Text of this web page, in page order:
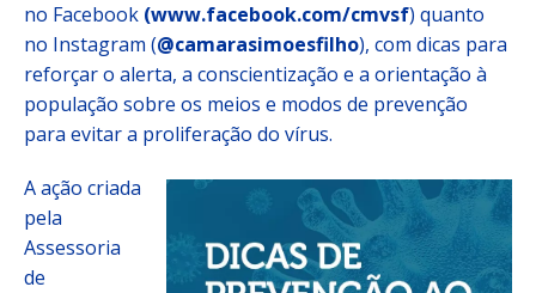
no Facebook (www.facebook.com/cmvsf) quanto
no Instagram (@camarasimoesfilho), com dicas para
reforçar o alerta, a conscientização e a orientação à
população sobre os meios e modos de prevenção
para evitar a proliferação do vírus.
A ação criada
pela
Assessoria
de